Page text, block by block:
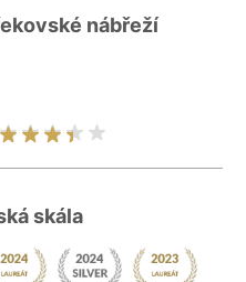
nábřeží
skála